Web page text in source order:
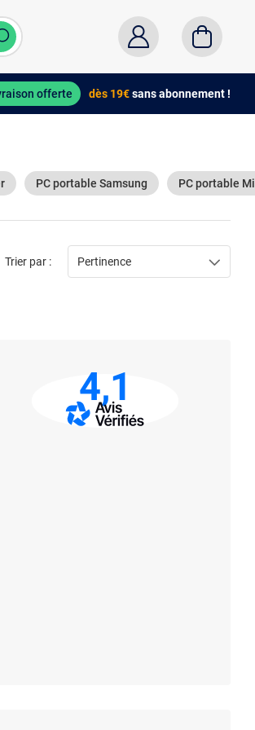
offerte dès 19€sans abonnement !
PC portable Samsung PC portable
Trier par : Pertinence
4,1